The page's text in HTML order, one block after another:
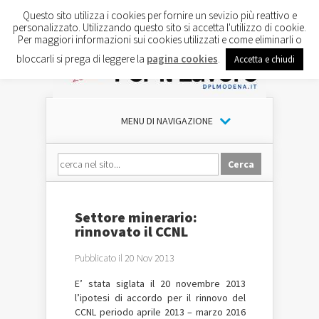
MENU DI NAVIGAZIONE
Settore minerario:
rinnovato il CCNL
Pubblicato il 20 Nov 2013
E’ stata siglata il 20 novembre 2013
l’ipotesi di accordo per il rinnovo del
CCNL periodo aprile 2013 – marzo 2016
Questo sito utilizza i cookies per fornire un sevizio più reattivo e
personalizzato. Utilizzando questo sito si accetta l'utilizzo di cookie.
Per maggiori informazioni sui cookies utilizzati e come eliminarli o
bloccarli si prega di leggere la pagina cookies Accetta e chiudi